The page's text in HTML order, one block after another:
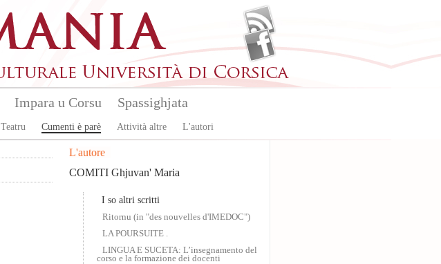
Teatru Cumenti è parè Attività altre L'autori
Impara u Corsu Spassighjata
L'autore
COMITI Ghjuvan' Maria
I so altri scritti
Ritornu (in "des nouvelles d'IMEDOC")
LA POURSUITE .
LINGUA E SUCETA: L’insegnamento del
corso e la formazione dei docenti